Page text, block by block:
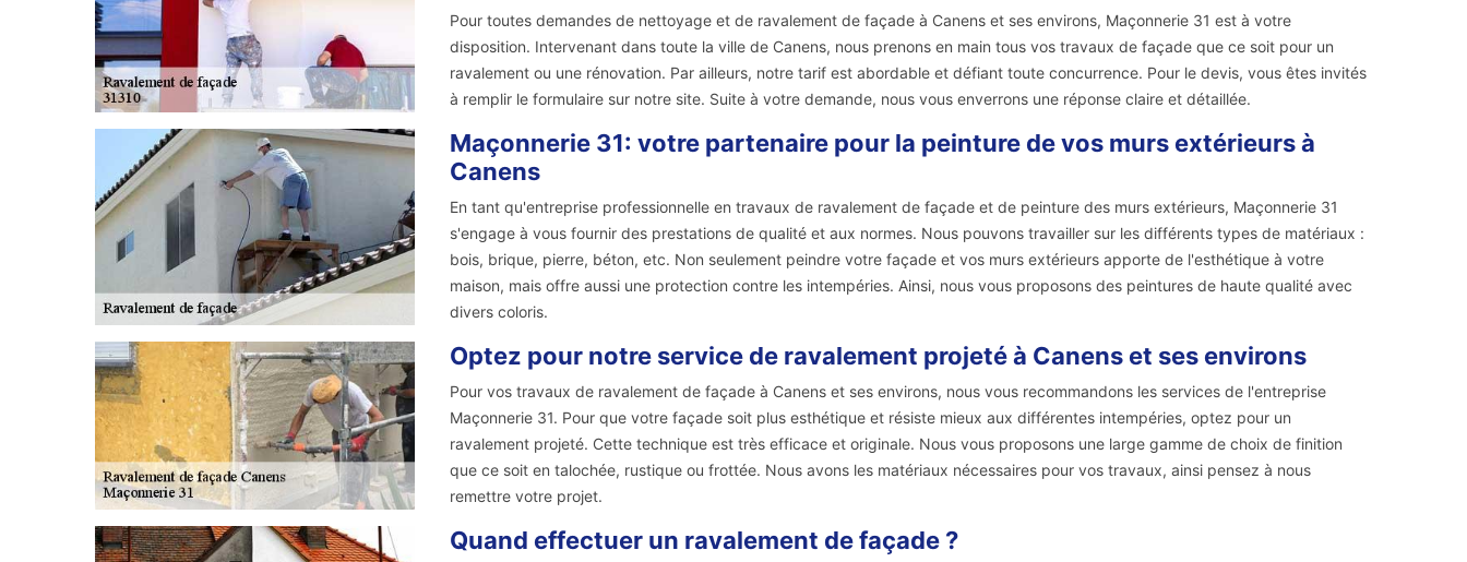
Pour toutes demandes de nettoyage et de ravalement de façade à Canens et ses environs, Maçonnerie 31 est à votre
disposition. Intervenant dans toute la ville de Canens, nous prenons en main tous vos travaux de façade que ce soit pour un
ravalement ou une rénovation. Par ailleurs, notre tarif est abordable et défiant toute concurrence. Pour le devis, vous êtes invités
à remplir le formulaire sur notre site. Suite à votre demande, nous vous enverrons une réponse claire et détaillée.
Maçonnerie 31: votre partenaire pour la peinture de vos murs extérieurs à
Canens
En tant qu'entreprise professionnelle en travaux de ravalement de façade et de peinture des murs extérieurs, Maçonnerie 31
s'engage à vous fournir des prestations de qualité et aux normes. Nous pouvons travailler sur les différents types de matériaux :
bois, brique, pierre, béton, etc. Non seulement peindre votre façade et vos murs extérieurs apporte de l'esthétique à votre
maison, mais offre aussi une protection contre les intempéries. Ainsi, nous vous proposons des peintures de haute qualité avec
divers coloris.
Optez pour notre service de ravalement projeté à Canens et ses environs
Pour vos travaux de ravalement de façade à Canens et ses environs, nous vous recommandons les services de l'entreprise
Maçonnerie 31. Pour que votre façade soit plus esthétique et résiste mieux aux différentes intempéries, optez pour un
ravalement projeté. Cette technique est très efficace et originale. Nous vous proposons une large gamme de choix de finition
que ce soit en talochée, rustique ou frottée. Nous avons les matériaux nécessaires pour vos travaux, ainsi pensez à nous
remettre votre projet.
Quand effectuer un ravalement de façade ?